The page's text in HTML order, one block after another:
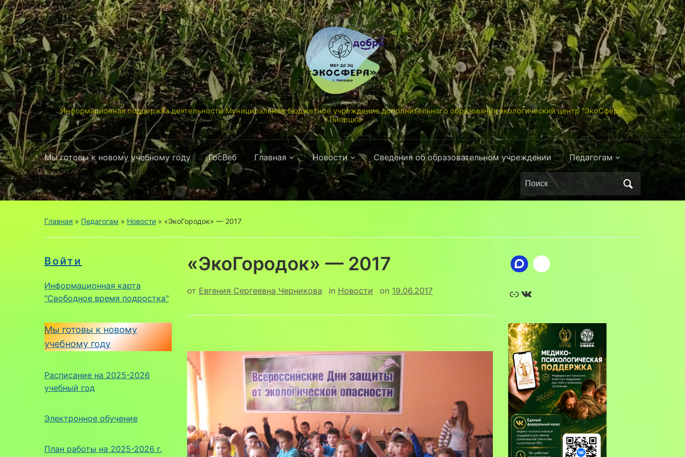
Информационная поддержка деятельности Муниципальное бюджетное учреждение дополнительного образования экологический центр "ЭкоСфера"
г.Липецка
Мы готовы к новому учебному году ГосВеб Главная Новости Сведения об образовательном учреждении Педагогам
Поиск
по:
Главная » Педагогам » Новости » «ЭкоГородок» — 2017
Войти
Информационная карта
"Свободное время подростка"
Мы готовы к новому
учебному году
Расписание на 2025-2026
учебный год
Электронное обучение
План работы на 2025-2026 г.
«ЭкоГородок» — 2017
от Евгения Сергеевна Черникова in Новости on 19.06.2017 Ссылка